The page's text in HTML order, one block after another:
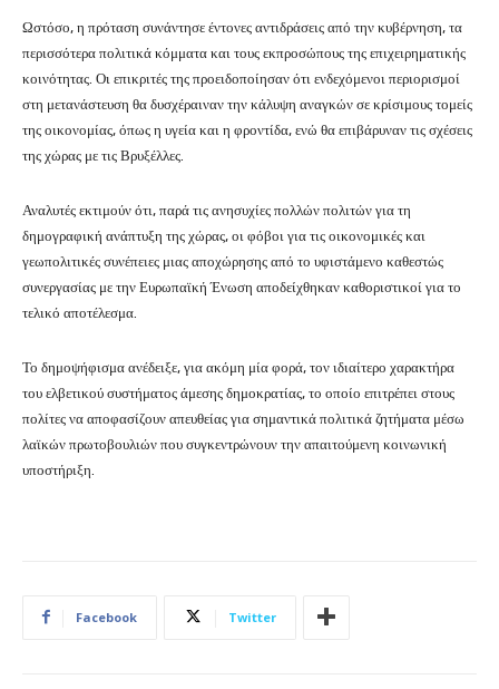
Ωστόσο, η πρόταση συνάντησε έντονες αντιδράσεις από την κυβέρνηση, τα
περισσότερα πολιτικά κόμματα και τους εκπροσώπους της επιχειρηματικής
κοινότητας. Οι επικριτές της προειδοποίησαν ότι ενδεχόμενοι περιορισμοί
στη μετανάστευση θα δυσχέραιναν την κάλυψη αναγκών σε κρίσιμους τομείς
της οικονομίας, όπως η υγεία και η φροντίδα, ενώ θα επιβάρυναν τις σχέσεις
της χώρας με τις Βρυξέλλες.
Αναλυτές εκτιμούν ότι, παρά τις ανησυχίες πολλών πολιτών για τη
δημογραφική ανάπτυξη της χώρας, οι φόβοι για τις οικονομικές και
γεωπολιτικές συνέπειες μιας αποχώρησης από το υφιστάμενο καθεστώς
συνεργασίας με την Ευρωπαϊκή Ένωση αποδείχθηκαν καθοριστικοί για το
τελικό αποτέλεσμα.
Το δημοψήφισμα ανέδειξε, για ακόμη μία φορά, τον ιδιαίτερο χαρακτήρα
του ελβετικού συστήματος άμεσης δημοκρατίας, το οποίο επιτρέπει στους
πολίτες να αποφασίζουν απευθείας για σημαντικά πολιτικά ζητήματα μέσω
λαϊκών πρωτοβουλιών που συγκεντρώνουν την απαιτούμενη κοινωνική
υποστήριξη.
Facebook Twitter